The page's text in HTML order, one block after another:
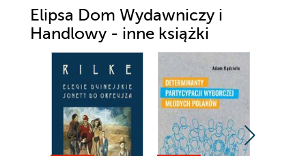
Elipsa Dom Wydawniczy i
Handlowy - inne książki